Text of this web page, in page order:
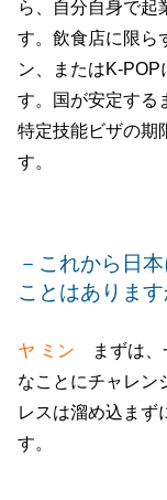
ら、自分自身で起
す。飲食店に限ら
ン、またはK-
す。国が安定する
特定技能ビザの期
す。
－これから日
ことはあります
ヤ ミン まずは、
なことにチャレン
レスは溜め込まず
す。